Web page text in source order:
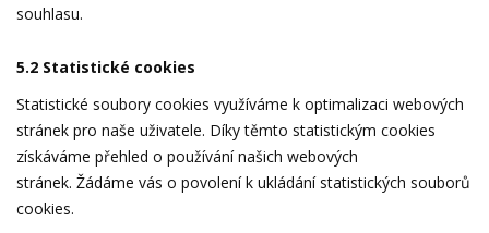
souhlasu.
5.2 Statistické cookies
Statistické soubory cookies využíváme k optimalizaci webových
stránek pro naše uživatele. Díky těmto statistickým cookies
získáváme přehled o používání našich webových
stránek. Žádáme vás o povolení k ukládání statistických souborů
cookies.